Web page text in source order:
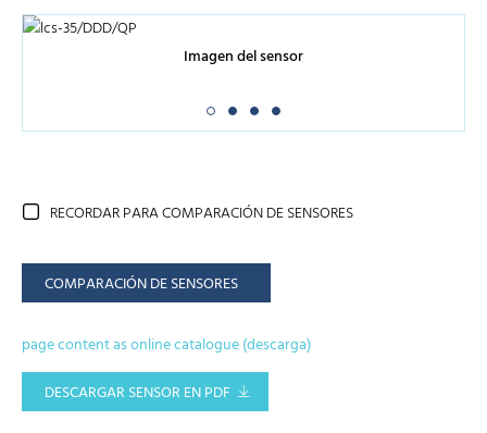
Imagen del sensor
RECORDAR PARA COMPARACIÓN DE SENSORES
COMPARACIÓN DE SENSORES
page content as online catalogue (descarga)
DESCARGAR SENSOR EN PDF